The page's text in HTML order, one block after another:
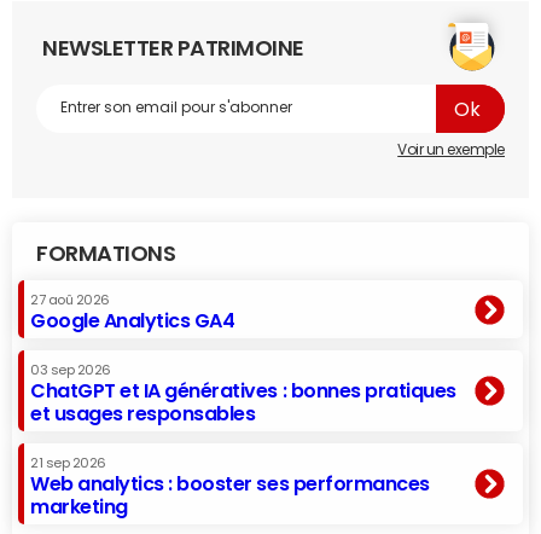
NEWSLETTER PATRIMOINE
Voir un exemple
FORMATIONS
27 aoû 2026
Google Analytics GA4
03 sep 2026
ChatGPT et IA génératives : bonnes pratiques
et usages responsables
21 sep 2026
Web analytics : booster ses performances
marketing